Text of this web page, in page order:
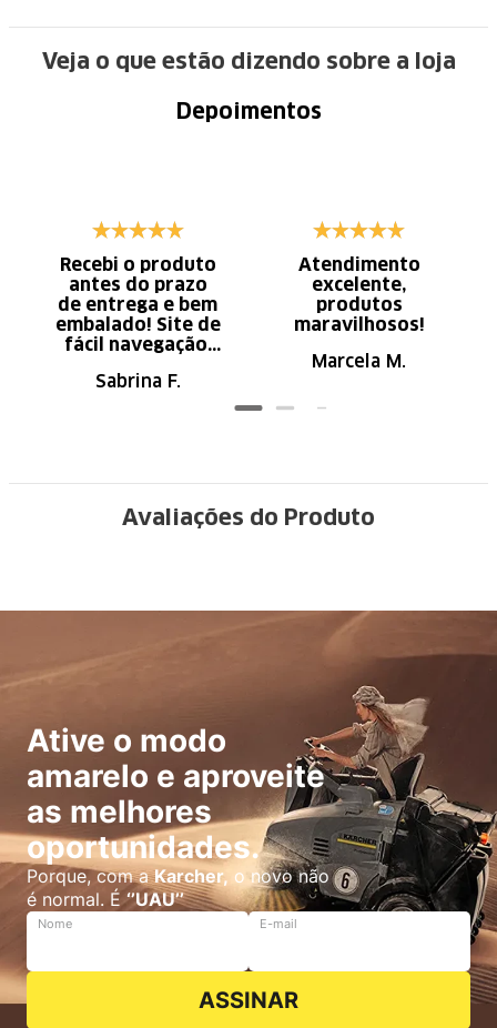
Veja o que estão dizendo sobre a loja
Depoimentos
Recebi o produto
antes do prazo
de entrega e bem
embalado! Site de
fácil navegação.
Sabrina F.
Atendimento
excelente,
produtos
maravilhosos!
Marcela M.
Avaliações do Produto
Ative o modo
amarelo e aproveite
as melhores
oportunidades.
Porque, com aKarcher, o novo não
é normal. É‘’UAU’’
Nome E-mail
ASSINAR